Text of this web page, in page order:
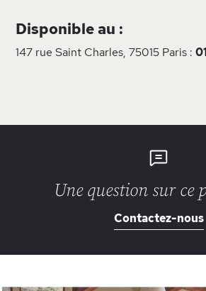
Disponible au :
147 rue Saint Charles, 75015 Paris :
Une question sur ce
Contactez-nous